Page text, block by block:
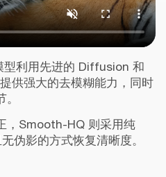
利用先进的 Diffusion 和
供强大的去模糊能力，同时
，Smooth-HQ 则采用纯
伪影的方式恢复清晰度。